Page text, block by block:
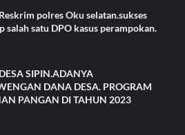
polres Oku selatan.sukses
salah satu DPO kasus perampokan.
SIPIN.ADANYA
DANA DESA. PROGRAM
PANGAN DI TAHUN 2023